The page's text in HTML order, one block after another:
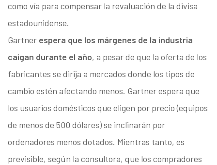
como vía para compensar la revaluación de la divisa
estadounidense.
Gartner espera que los márgenes de la industria
caigan durante el año, a pesar de que la oferta de los
fabricantes se dirija a mercados donde los tipos de
cambio estén afectando menos. Gartner espera que
los usuarios domésticos que eligen por precio (equipos
de menos de 500 dólares) se inclinarán por
ordenadores menos dotados. Mientras tanto, es
previsible, según la consultora, que los compradores